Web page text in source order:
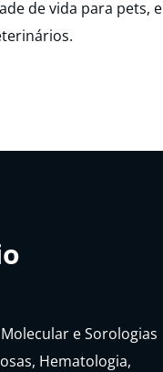
de vida para pets,
e Sorologias
Hematologia,